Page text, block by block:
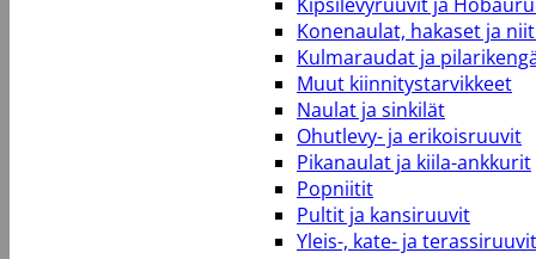
Konenaulat, hakaset ja
Kulmaraudat ja
Muut kiinnitystarvikkeet
Naulat ja sinkilät
Ohutlevy- ja erikoisruuvit
Pikanaulat ja kiila-ankkurit
Popniitit
Pultit ja kansiruuvit
Yleis-, kate- ja terassiruuvit